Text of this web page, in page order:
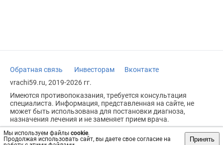
Мы используем файлы cookie.
Продолжая использовать сайт, вы даете свое согласие на
Принять
Обратная связь Инвесторам
Вконтакте
vrachi59.ru, 2019-2026 гг.
Имеются противопоказания, требуется консультация
специалиста. Информация, представленная на сайте, не
может быть использована для постановки диагноза,
назначения лечения и не заменяет прием врача.
Возрастное ограничение: 18+